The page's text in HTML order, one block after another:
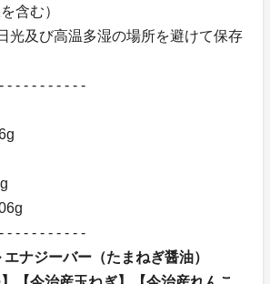
含む）
光及び高温多湿の場所を避けて保存
- - - - - - - - - -
- - - - - - - - - -
ナジーバー（たまねぎ醤油）